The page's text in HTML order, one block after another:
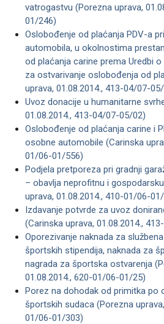
vatrogastvu (Porezna uprava,
01/246)
Oslobođenje od plaćanja PDV-a
automobila, u okolnostima
od plaćanja carine prema Uredbi
za ostvarivanje oslobođenja od
uprava, 01.08.2014., 413-04/07-
Uvoz donacije u humanitarne
01.08.2014., 413-04/07-05/02)
Oslobođenje od plaćanja carine i
osobne automobile (Carinska
01/06-01/556)
Podjela pretporeza pri gradnji
– obavlja neprofitnu i
uprava, 01.08.2014., 410-01/06-
Izdavanje potvrde za uvoz
(Carinska uprava, 01.08.2014.,
Oporezivanje naknada za
športskih stipendija, naknada za
nagrada za športska ostvarenja
01.08.2014., 620-01/06-01/25)
Porez na dohodak od primitka po
športskih sudaca (Porezna
01/06-01/303)